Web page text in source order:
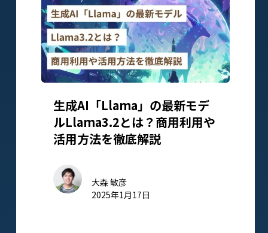
生成AI「Llama」の最新モデ
ルLlama3.2とは？商用利用や
活用方法を徹底解説
大森 敏彦
2025年1月17日